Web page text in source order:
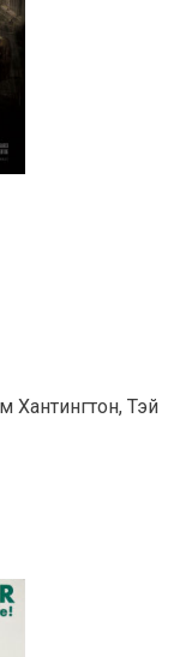
Хантингтон, Тэй